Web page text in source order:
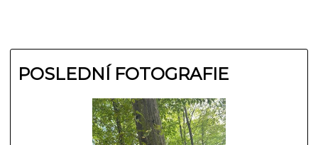
POSLEDNÍ FOTOGRAFIE